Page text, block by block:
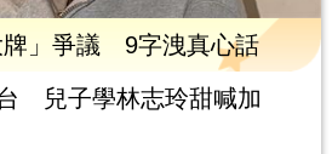
牌」爭議 9字洩真心話
兒子學林志玲甜喊加